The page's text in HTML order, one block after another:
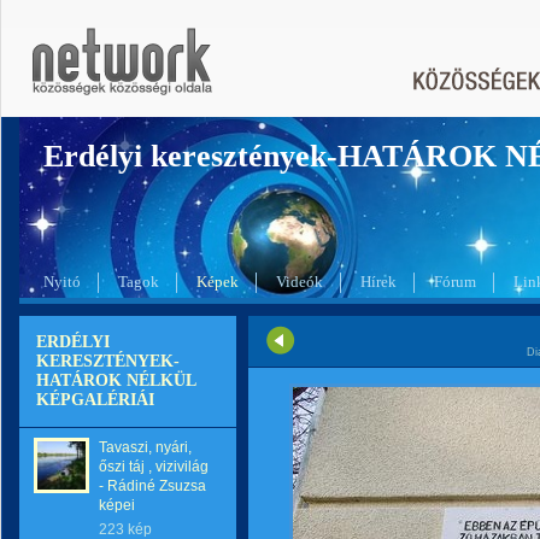
Erdélyi keresztények-HATÁROK
Nyitó Tagok Képek Videók Hírek Fórum
ERDÉLYI
KERESZTÉNYEK-
HATÁROK NÉLKÜL
KÉPGALÉRIÁI
Tavaszi, nyári,
őszi táj , vizivilág
- Rádiné Zsuzsa
képei
223 kép